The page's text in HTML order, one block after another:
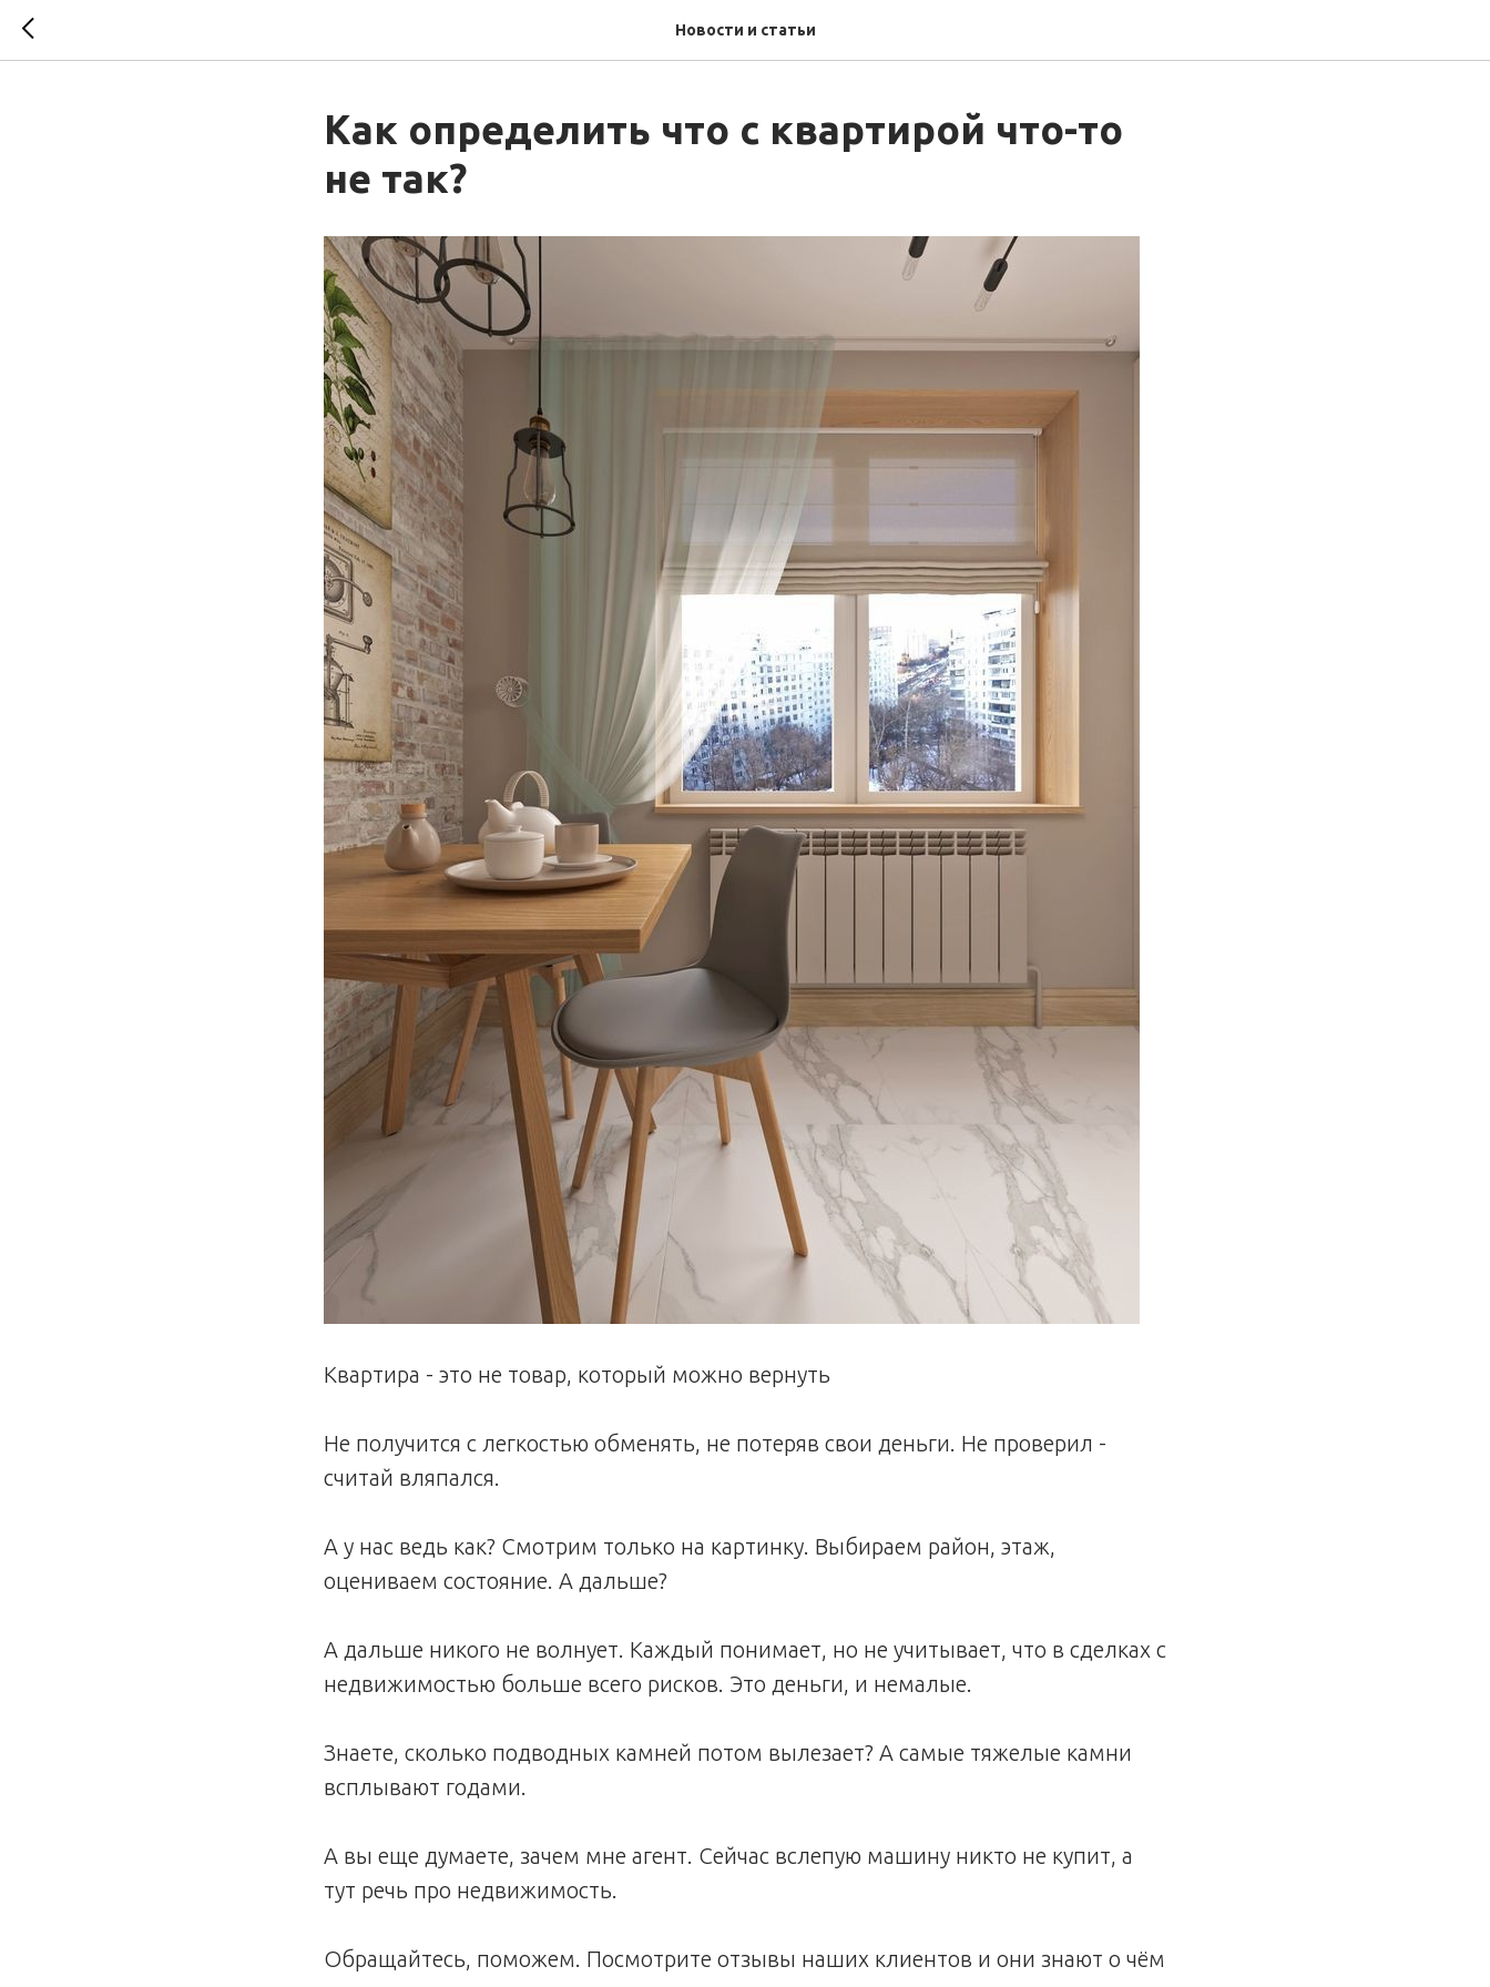
Новости и статьи
Как определить что с квартирой что-то
не так?
Квартира - это не товар, который можно вернуть
Не получится с легкостью обменять, не потеряв свои деньги. Не проверил -
считай вляпался.
А у нас ведь как? Смотрим только на картинку. Выбираем район, этаж,
оцениваем состояние. А дальше?
А дальше никого не волнует. Каждый понимает, но не учитывает, что в сделках с
недвижимостью больше всего рисков. Это деньги, и немалые.
Знаете, сколько подводных камней потом вылезает? А самые тяжелые камни
всплывают годами.
А вы еще думаете, зачем мне агент. Сейчас вслепую машину никто не купит, а
тут речь про недвижимость.
Обращайтесь, поможем. Посмотрите отзывы наших клиентов и они знают о чём